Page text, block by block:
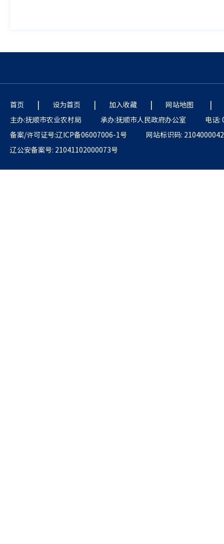
首页 | 设为首页 | 加入收藏 | 网站地图 |
主办:抚顺市农业农村局 承办:抚顺市人民政府办公室
电话:
备案/许可证号:辽ICP备06007006-1号
网站标识码: 2104000042
辽公安备案号: 21041102000073号